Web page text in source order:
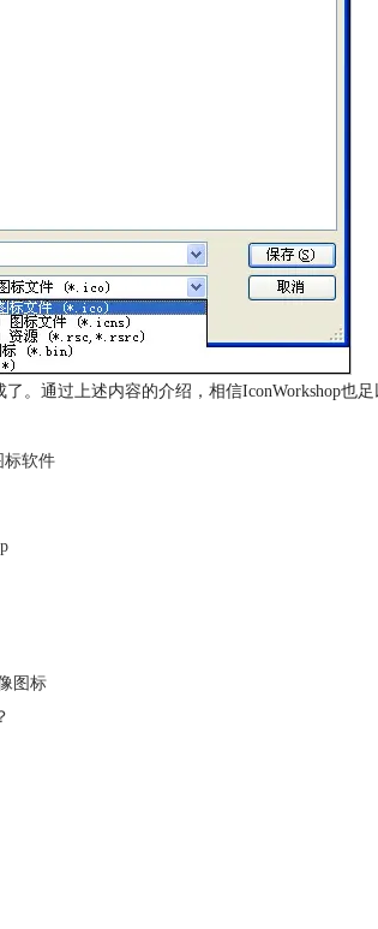
。通过上述内容的介绍，相信IconWorkshop也
标软件
图标